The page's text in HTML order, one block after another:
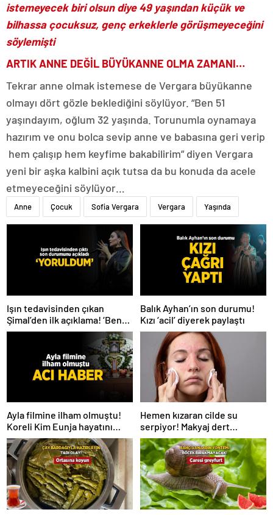
istemeyecek biri olsun diye 49 yaşından küçük ve
bilhassa çocuksuz, genç erkeklerle görüşmeyeceğini
söylemişti
ARTIK ANNE DEĞİL BÜYÜKANNE OLMA ZAMANI…
Tekrar anne olmak istemese de Vergara büyükanne
olmayı dört gözle beklediğini söylüyor. “Ben 51
yaşındayım, oğlum 32 yaşında. Torunumla oynamaya
hazırım ve onu bolca sevip anne ve babasına geri verip
hem çalışıp hem keyfime bakabilirim” diyen Vergara
yeni bir aşka kalbini açık tutsa da bu konuda da acele
etmeyeceğini söylüyor…
Anne Çocuk Sofia Vergara Vergara Yaşında
Işın tedavisinden çıkan
Şimal’den ilk açıklama! ‘Ben
çok yoruldum’
Balık Ayhan’ın son durumu!
Kızı ‘acil’ diyerek paylaştı
Ayla filmine ilham olmuştu!
Koreli Kim Eunja hayatını
kaybetti
Hemen kızaran cilde su
serpiyor! Makyaj dert
olmayacak, 2 ürün yetiyor